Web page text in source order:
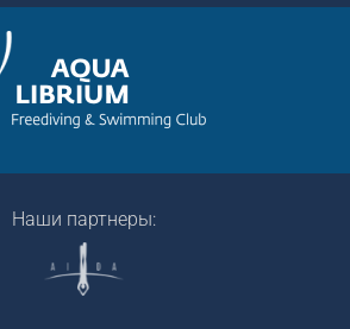
Наши партнеры: